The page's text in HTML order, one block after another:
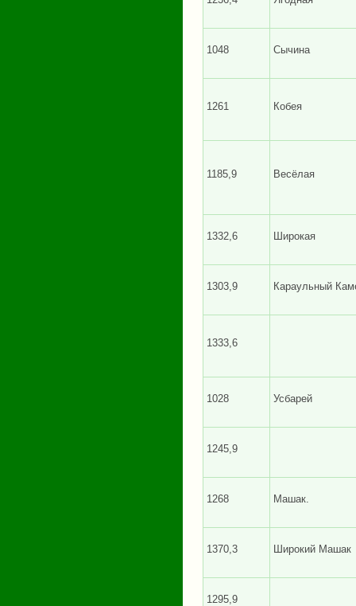
1048 Сычина
1261 Кобея
1185,9 Весёлая
1332,6 Широкая
1303,9 Караульный
1333,6
1028 Усбарей
1245,9
1268 Машак.
1370,3 Широкий Машак
1295,9